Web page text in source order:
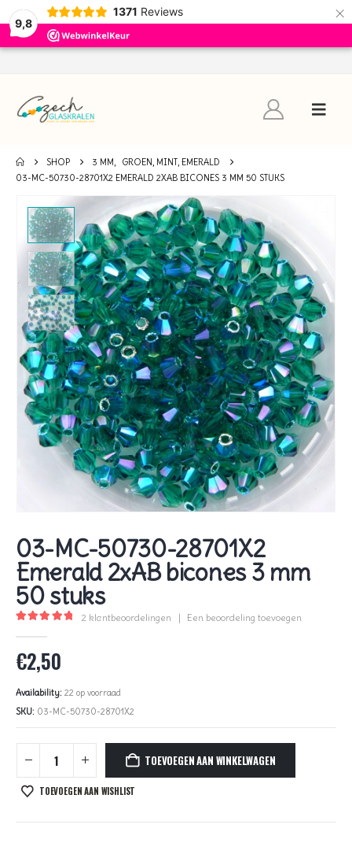
9,8
1371 Reviews ×
SHOP 3 MM,
GROEN, MINT, EMERALD
03-MC-50730-28701X2 EMERALD 2XAB BICONES 3 MM 50 STUKS
03-MC-50730-28701X2
Emerald 2xAB bicones 3 mm
50 stuks
2 klantbeoordelingen | Een beoordeling toevoegen
€2,50
Availability: 22 op voorraad
SKU: 03-MC-50730-28701X2
TOEVOEGEN AAN WINKELWAGEN
TOEVOEGEN AAN WISHLIST